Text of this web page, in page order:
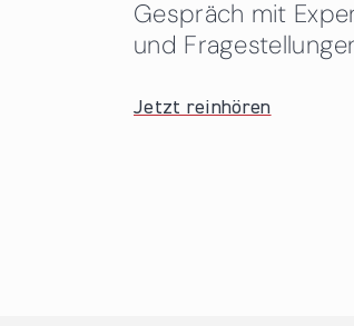
Gespräch mit
und
Jetzt reinhören